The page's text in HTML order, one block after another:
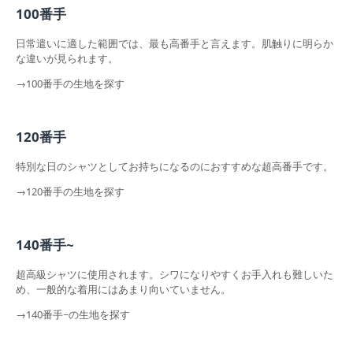
100番手
日常遣いに適した範囲では、最も高番手と言えます。肌触りに明らか
な違いが見られます。
→100番手の生地を探す
120番手
特別な日のシャツとしてお持ちになるのにおすすめな超高番手です。
→120番手の生地を探す
140番手~
超高級シャツに使用されます。シワになりやすくお手入れも難しいた
め、一般的な着用にはあまり向いていません。
→140番手~の生地を探す